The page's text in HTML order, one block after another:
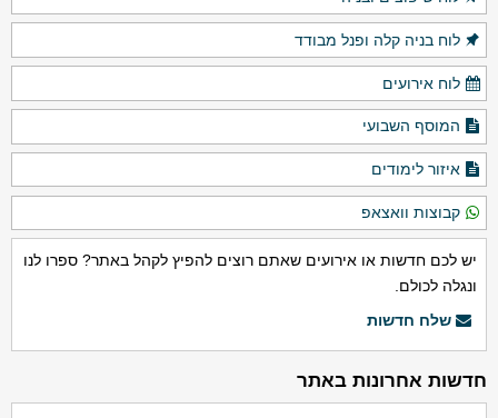
לוח בניה קלה ופנל מבודד
לוח אירועים
המוסף השבועי
איזור לימודים
קבוצות וואצאפ
יש לכם חדשות או אירועים שאתם רוצים להפיץ לקהל באתר? ספרו לנו
ונגלה לכולם.
שלח חדשות
חדשות אחרונות באתר